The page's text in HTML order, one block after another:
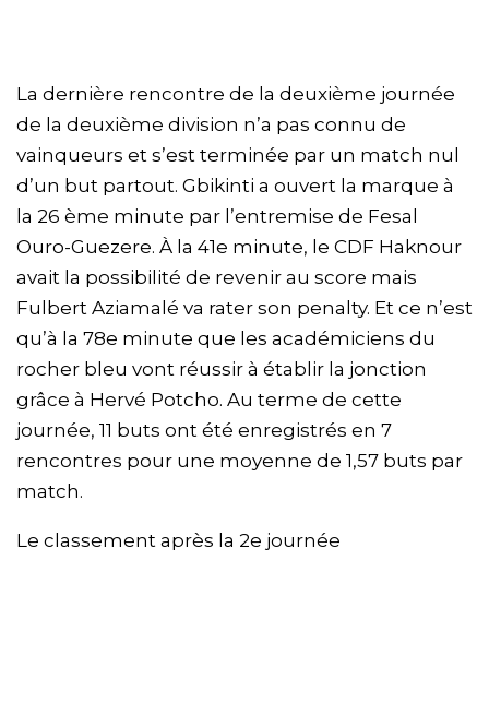
La dernière rencontre de la deuxième journée
de la deuxième division n’a pas connu de
vainqueurs et s’est terminée par un match nul
d’un but partout. Gbikinti a ouvert la marque à
la 26 ème minute par l’entremise de Fesal
Ouro-Guezere. À la 41e minute, le CDF Haknour
avait la possibilité de revenir au score mais
Fulbert Aziamalé va rater son penalty. Et ce n’est
qu’à la 78e minute que les académiciens du
rocher bleu vont réussir à établir la jonction
grâce à Hervé Potcho. Au terme de cette
journée, 11 buts ont été enregistrés en 7
rencontres pour une moyenne de 1,57 buts par
match.
Le classement après la 2e journée